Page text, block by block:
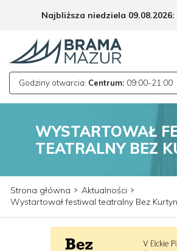
Najbliższa niedziela 09.08.2026:
Godziny otwarcia: Centrum: 09:00-21:00
WYSTARTOWAŁ
TEATRALNY BEZ
Strona główna
Aktualności
Wystartował festiwal teatralny Bez